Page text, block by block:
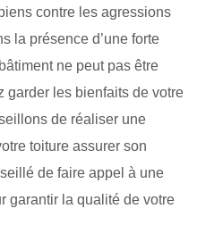
contre les agressions
la présence d’une forte
ne peut pas être
garder les bienfaits de votre
de réaliser une
toiture assurer son
de faire appel à une
garantir la qualité de votre